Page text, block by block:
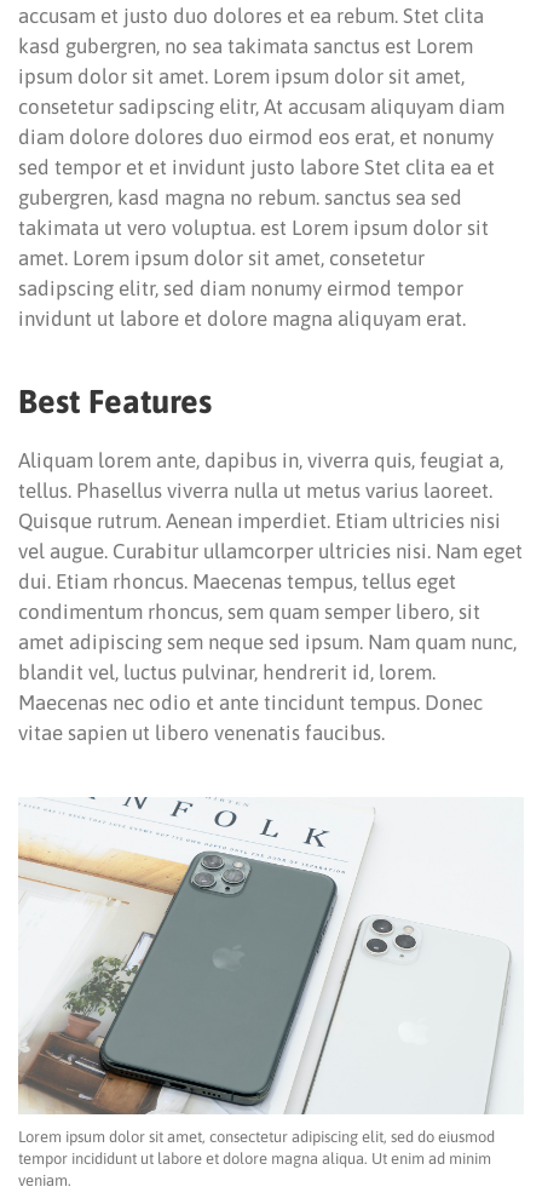
accusam et justo duo dolores et ea rebum. Stet clita
kasd gubergren, no sea takimata sanctus est Lorem
ipsum dolor sit amet. Lorem ipsum dolor sit amet,
consetetur sadipscing elitr, At accusam aliquyam diam
diam dolore dolores duo eirmod eos erat, et nonumy
sed tempor et et invidunt justo labore Stet clita ea et
gubergren, kasd magna no rebum. sanctus sea sed
takimata ut vero voluptua. est Lorem ipsum dolor sit
amet. Lorem ipsum dolor sit amet, consetetur
sadipscing elitr, sed diam nonumy eirmod tempor
invidunt ut labore et dolore magna aliquyam erat.
Best Features
Aliquam lorem ante, dapibus in, viverra quis, feugiat a,
tellus. Phasellus viverra nulla ut metus varius laoreet.
Quisque rutrum. Aenean imperdiet. Etiam ultricies nisi
vel augue. Curabitur ullamcorper ultricies nisi. Nam eget
dui. Etiam rhoncus. Maecenas tempus, tellus eget
condimentum rhoncus, sem quam semper libero, sit
amet adipiscing sem neque sed ipsum. Nam quam nunc,
blandit vel, luctus pulvinar, hendrerit id, lorem.
Maecenas nec odio et ante tincidunt tempus. Donec
vitae sapien ut libero venenatis faucibus.
Lorem ipsum dolor sit amet, consectetur adipiscing elit, sed do eiusmod
tempor incididunt ut labore et dolore magna aliqua. Ut enim ad minim
veniam.